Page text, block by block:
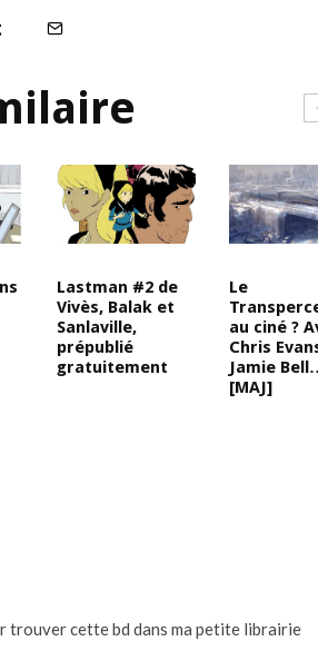
Lastman #2 de
Vivès, Balak et
Sanlaville,
prépublié
gratuitement
Le
au ciné ?
Chris
Jamie
[MAJ]
trouver cette bd dans ma petite librairie